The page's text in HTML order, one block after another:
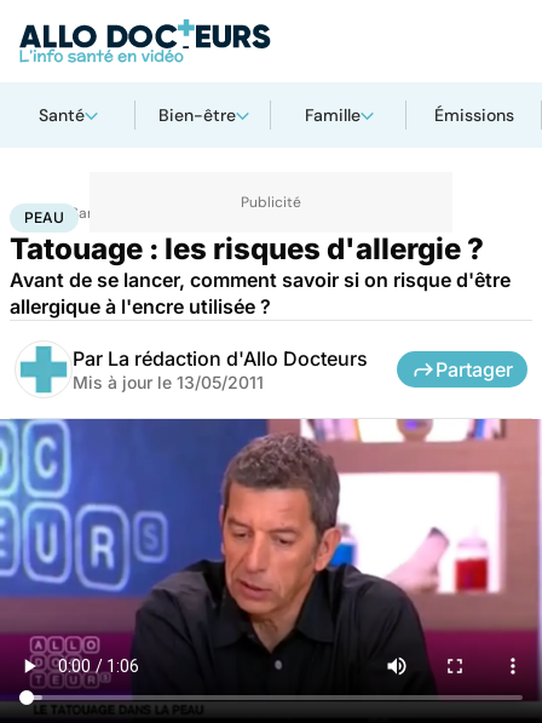
Santé Bien-être Famille Émissions
Accueil Santé
PEAU
Tatouage : les risques d'allergie ?
Avant de se lancer, comment savoir si on risque d'être
allergique à l'encre utilisée ?
Par La rédaction d'Allo Docteurs
Mis à jour le 13/05/2011
Partager